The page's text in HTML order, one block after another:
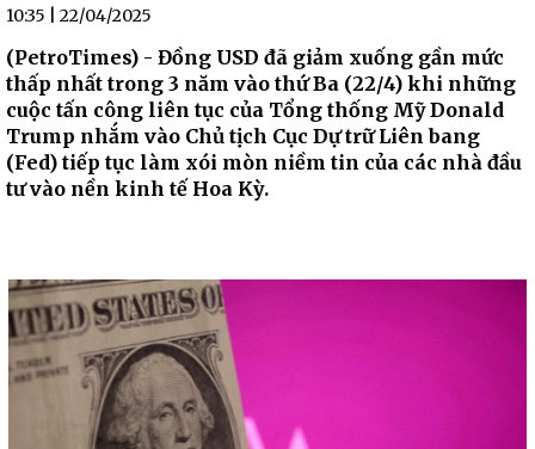
10:35 | 22/04/2025
(PetroTimes) - Đồng USD đã giảm xuống gần mức
thấp nhất trong 3 năm vào thứ Ba (22/4) khi những
cuộc tấn công liên tục của Tổng thống Mỹ Donald
Trump nhắm vào Chủ tịch Cục Dự trữ Liên bang
(Fed) tiếp tục làm xói mòn niềm tin của các nhà đầu
tư vào nền kinh tế Hoa Kỳ.